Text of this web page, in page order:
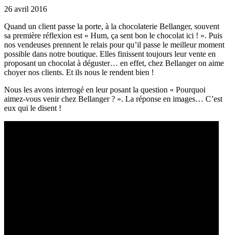
26 avril 2016
Quand un client passe la porte, à la chocolaterie Bellanger, souvent
sa première réflexion est « Hum, ça sent bon le chocolat ici ! ». Puis
nos vendeuses prennent le relais pour qu’il passe le meilleur moment
possible dans notre boutique. Elles finissent toujours leur vente en
proposant un chocolat à déguster… en effet, chez Bellanger on aime
choyer nos clients. Et ils nous le rendent bien !
Nous les avons interrogé en leur posant la question « Pourquoi
aimez-vous venir chez Bellanger ? ». La réponse en images… C’est
eux qui le disent !